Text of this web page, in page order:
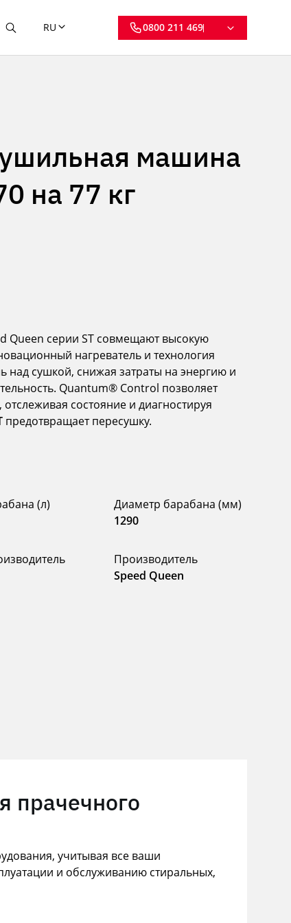
RU 0800 211 469
машина
на 77 кг
серии ST совмещают высокую
нагреватель и технология
над сушкой, снижая затраты на энергию и
Quantum® Control позволяет
состояние и диагностируя
предотвращает пересушку.
(л)
Диаметр барабана (мм)
1290
Производитель
Speed Queen
прачечного
учитывая все ваши
и обслуживанию стиральных,